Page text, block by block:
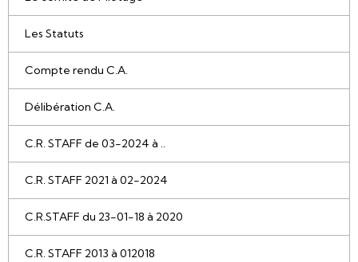
Les Statuts
Compte rendu C.A.
Délibération C.A.
C.R. STAFF de 03-2024 à ..
C.R. STAFF 2021 à 02-2024
C.R.STAFF du 23-01-18 à 2020
C.R. STAFF 2013 à 012018